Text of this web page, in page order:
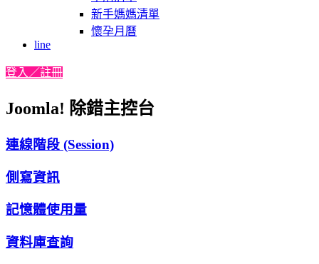
新手媽媽清單
懷孕月曆
line
登入／註冊
Joomla! 除錯主控台
連線階段 (Session)
側寫資訊
記憶體使用量
資料庫查詢